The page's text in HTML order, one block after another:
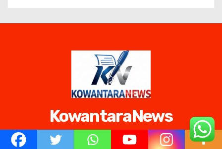
KowantaraNews
Jejak Warteg Warisan Lumbung Mataram, Semangat